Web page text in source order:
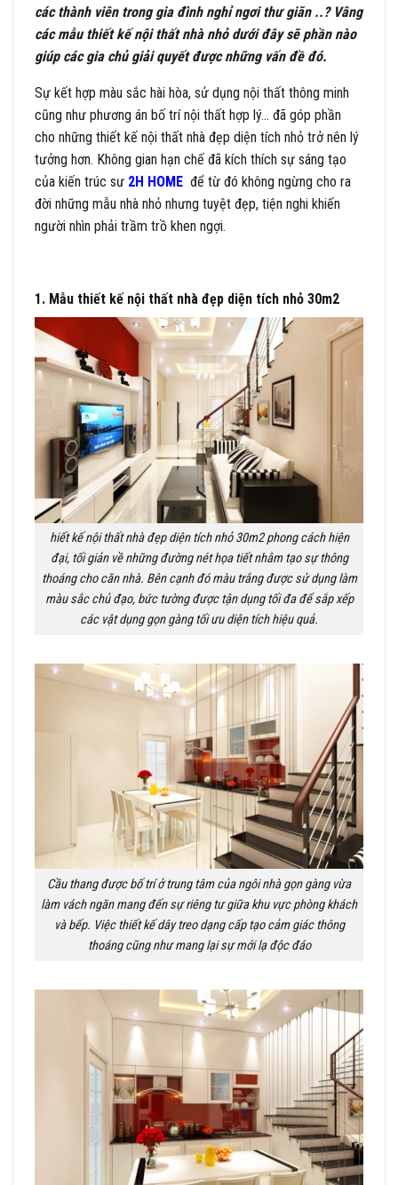
các thành viên trong gia đình nghỉ ngơi thư giãn ..? Vâng
các mẫu thiết kế nội thất nhà nhỏ dưới đây sẽ phần nào
giúp các gia chủ giải quyết được những vấn đề đó.
Sự kết hợp màu sắc hài hòa, sử dụng nội thất thông minh
cũng như phương án bố trí nội thất hợp lý… đã góp phần
cho những thiết kế nội thất nhà đẹp diện tích nhỏ trở nên lý
tưởng hơn. Không gian hạn chế đã kích thích sự sáng tạo
của kiến trúc sư 2H HOME để từ đó không ngừng cho ra
đời những mẫu nhà nhỏ nhưng tuyệt đẹp, tiện nghi khiến
người nhìn phải trầm trồ khen ngợi.
1. Mẫu thiết kế nội thất nhà đẹp diện tích nhỏ 30m2
hiết kế nội thất nhà đẹp diện tích nhỏ 30m2 phong cách hiện
đại, tối giản về những đường nét họa tiết nhằm tạo sự thông
thoáng cho căn nhà. Bên cạnh đó màu trắng được sử dụng làm
màu sắc chủ đạo, bức tường được tận dụng tối đa để sắp xếp
các vật dụng gọn gàng tối ưu diện tích hiệu quả.
Cầu thang được bố trí ở trung tâm của ngôi nhà gọn gàng vừa
làm vách ngăn mang đến sự riêng tư giữa khu vực phòng khách
và bếp. Việc thiết kế dây treo dạng cấp tạo cảm giác thông
thoáng cũng như mang lại sự mới lạ độc đáo